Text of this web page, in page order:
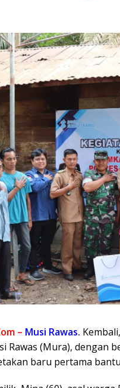
– Musi Rawas.
Rawas (Mura), dengan
baru pertama